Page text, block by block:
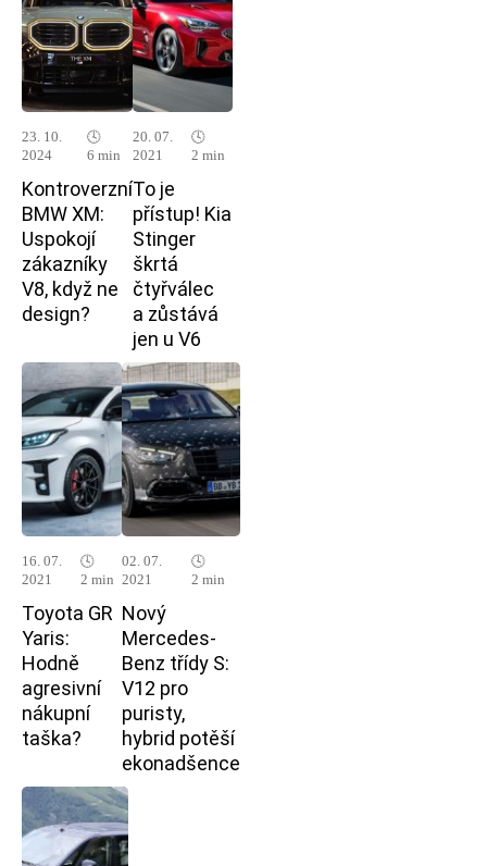
23. 10.
2024
🕓
6 min
Kontroverzní
BMW XM:
Uspokojí
zákazníky
V8, když ne
design?
20. 07.
2021
🕓
2 min
To je
přístup! Kia
Stinger
škrtá
čtyřválec
a zůstává
jen u V6
16. 07.
2021
🕓
2 min
Toyota GR
Yaris:
Hodně
agresivní
nákupní
taška?
02. 07.
2021
🕓
2 min
Nový
Mercedes-
Benz třídy S:
V12 pro
puristy,
hybrid potěší
ekonadšence